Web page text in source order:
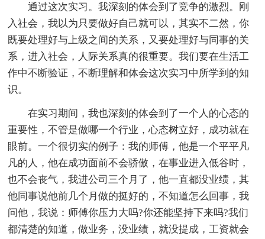
通过这次实习。我深刻的体会到了竞争的激烈。刚
入社会，我以为只要做好自己就可以，其实不二然，你
既要处理好与上级之间的关系，又要处理好与同事的关
系，进入社会，人际关系真的很重要。我们要在生活工
作中不断验证，不断理解和体会这次实习中所学到的知
识。
在实习期间，我也深刻的体会到了一个人的心态的
重要性，不管是做哪一个行业，心态树立好，成功就在
眼前。一个很切实的例子：我的师傅，他是一个平平凡
凡的人，他在成功面前不会骄傲，在事业进入低谷时，
也不会丧气，我进公司三个月了，他一直都没业绩，其
他同事说他前几个月做的挺好的，不知道怎么回事，我
问他，我说：师傅你压力大吗?你还能坚持下来吗?我们
都清楚的知道，做业务，没业绩，就没提成，工资就会